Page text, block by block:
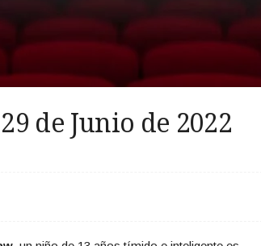
de Junio de 2022